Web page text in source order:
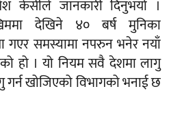
केसीले जानकारी दिनुभयो ।
देखिने ४० बर्ष मुनिका
गएर समस्यामा नपरुन भनेर नयाँ
हो । यो नियम सवै देशमा लागु
खोजिएको विभागको भनाई छ